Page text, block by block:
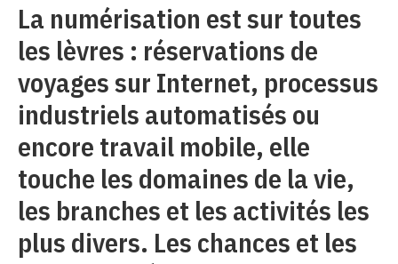
La numérisation est sur toutes
les lèvres : réservations de
voyages sur Internet, processus
industriels automatisés ou
encore travail mobile, elle
touche les domaines de la vie,
les branches et les activités les
plus divers. Les chances et les